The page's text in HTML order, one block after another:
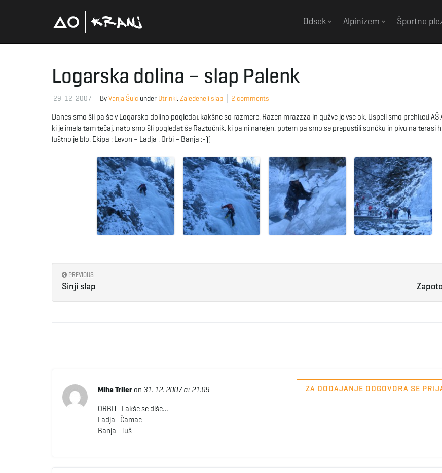
Odsek Alpinizem Športno
Logarska dolina – slap Palenk
29. 12. 2007 ByVanja Šulc under Utrinki, Zaledeneli slap 2 comments
Danes smo šli pa še v Logarsko dolino pogledat kakšne so razmere. Razen mrazzza in gužve je vse ok. Uspeli smo prehiteti AŠ
ki je imela tam tečaj, nato smo šli pogledat še Raztočnik, ki pa ni narejen, potem pa smo se prepustili sončku in pivu na terasi
luštno je blo. Ekipa : Levon – Ladja . Orbi – Banja :-))
PREVIOUS
Sinji slap
Miha Trileron 31. 12. 2007 at 21:09 ZA DODAJANJE ODGOVORA SE
ORBIT- Lakše se diše…
Ladja- Čamac
Banja- Tuš